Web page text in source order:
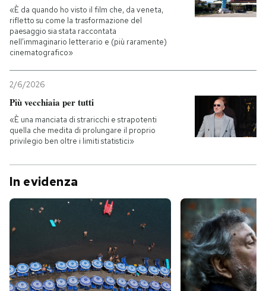
«È da quando ho visto il film che, da veneta,
rifletto su come la trasformazione del
paesaggio sia stata raccontata
nell’immaginario letterario e (più raramente)
cinematografico»
2/6/2026
Più vecchiaia per tutti
«È una manciata di straricchi e strapotenti
quella che medita di prolungare il proprio
privilegio ben oltre i limiti statistici»
In evidenza